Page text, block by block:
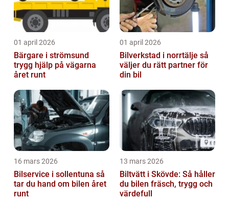
01 april 2026
Bärgare i strömsund
trygg hjälp på vägarna
året runt
01 april 2026
Bilverkstad i norrtälje så
väljer du rätt partner för
din bil
16 mars 2026
Bilservice i sollentuna så
tar du hand om bilen året
runt
13 mars 2026
Biltvätt i Skövde: Så håller
du bilen fräsch, trygg och
värdefull